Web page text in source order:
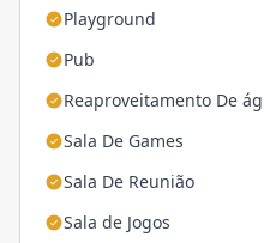
Playground
Pub
Reaproveitamento De
Sala De Games
Sala De Reunião
Sala de Jogos